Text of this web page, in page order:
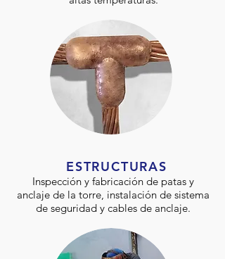
ESTRUCTURAS
Inspección y fabricación de patas y
anclaje de la torre, instalación de sistema
de seguridad y cables de anclaje.